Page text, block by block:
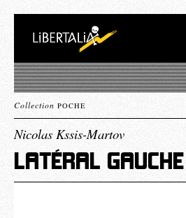
Collection POCHE
Nicolas Kssis-Martov
LATÉRAL GAUCHE